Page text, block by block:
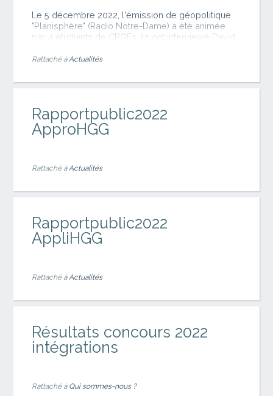
Le 5 décembre 2022, l'émission de géopolitique
"Planisphère" (Radio Notre-Dame) a été animée
par 4 étudiants de CPGE1. Ils ont interviewé David
biographie de Rupert Murdoch. Bravo à Nada
Moret et Ian Zemliac.
Rattaché à Actualités
Rapportpublic2022
ApproHGG
Rattaché à Actualités
Rapportpublic2022
AppliHGG
Rattaché à Actualités
Résultats concours 2022
intégrations
Rattaché à Qui sommes-nous ?